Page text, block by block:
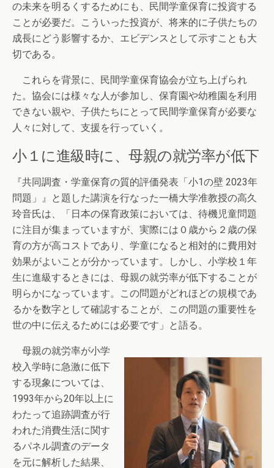
の未来を明るくするためにも、民間学童保育に投資する
ことが必要だ。こういった投資が、将来的に子供たちの
成長にどう影響するか、エビデンスとして示すことも大
切である。
これらを背景に、民間学童保育協会が立ち上げられ
た。協会には様々な人が参加し、保育園や幼稚園を利用
できない親や、子供たちにとって民間学童保育が必要な
人々に対して、支援を行っていく。
小１に進級時に、母親の就労率が低下
『共同調査・学童保育の質的評価発表「小1の壁 2023年
問題」』と題した講演を行なった一橋大学准教授の高久
玲音氏は、「日本の保育政策においては、待機児童問題
に注目が集まっていますが、実際には０歳から２歳の保
育の方が高コストであり、学童になると相対的に費用対
効果がよいことが分かっています。しかし、小学校１年
生に進級するときには、母親の就労率が低下することが
明らかになっています。この問題がどれほどの規模であ
るかを数字として確認することが、この問題の重要性を
世の中に伝えるためには必要です」と語る。
母親の就労率が小学
校入学時に急激に低下
する現象については、
1993年から20年以上に
わたって追跡調査が行
われた消費生活に関す
るパネル調査のデータ
を元に解析した結果、